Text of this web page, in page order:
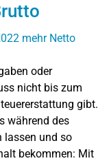
oder
nicht bis zum
gibt.
während des
lassen und so
bekommen: Mit